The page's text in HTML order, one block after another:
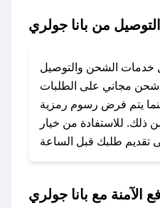
العثور بسهولة على
الإلكتروني لإضافته
بسرعة.
### كيفية استخدام كود خصم بانا جولري؟
1. انسخ كود الخصم من تطبيق صحصح.
2. الصقه في خانة الدفع عند التسوق من بانا جولري.
### ماذا أفعل إذا لم يعمل كود الخصم؟
من بانا جولري
خدمات الشحن والتوصيل
شحن مجاني على الطلبات
بينما يتم فرض رسوم رمزية
ذلك. للاستفادة من خيار
الآمنة مع بانا جولري